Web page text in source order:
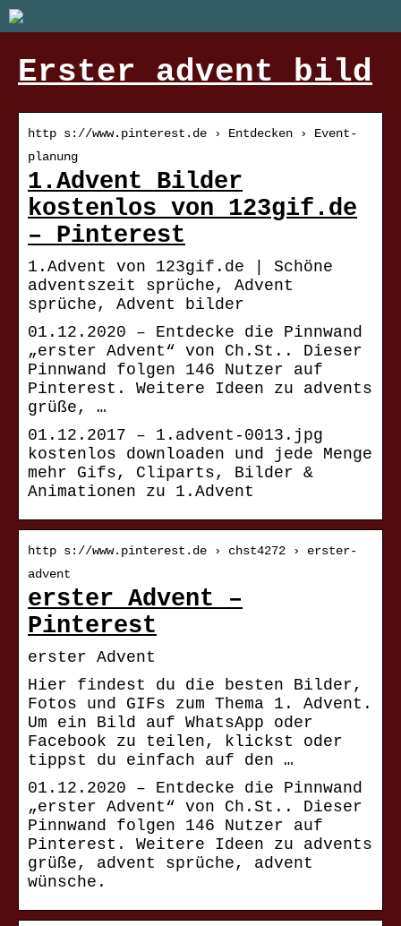
Erster advent bild
http s://www.pinterest.de › Entdecken › Event-
planung
1.Advent Bilder
kostenlos von 123gif.de
– Pinterest
1.Advent von 123gif.de | Schöne
adventszeit sprüche, Advent
sprüche, Advent bilder
01.12.2020 – Entdecke die Pinnwand
„erster Advent“ von Ch.St.. Dieser
Pinnwand folgen 146 Nutzer auf
Pinterest. Weitere Ideen zu advents
grüße, …
01.12.2017 – 1.advent-0013.jpg
kostenlos downloaden und jede Menge
mehr Gifs, Cliparts, Bilder &
Animationen zu 1.Advent
http s://www.pinterest.de › chst4272 › erster-
advent
erster Advent –
Pinterest
erster Advent
Hier findest du die besten Bilder,
Fotos und GIFs zum Thema 1. Advent.
Um ein Bild auf WhatsApp oder
Facebook zu teilen, klickst oder
tippst du einfach auf den …
01.12.2020 – Entdecke die Pinnwand
„erster Advent“ von Ch.St.. Dieser
Pinnwand folgen 146 Nutzer auf
Pinterest. Weitere Ideen zu advents
grüße, advent sprüche, advent
wünsche.